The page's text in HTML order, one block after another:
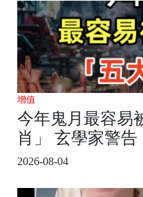
增值
今年鬼月最容易
肖」 玄學家警告
2026-08-04